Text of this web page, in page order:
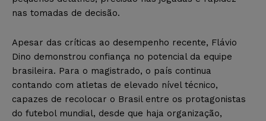
nas tomadas de decisão.
Apesar das críticas ao desempenho recente, Flávio
Dino demonstrou confiança no potencial da equipe
brasileira. Para o magistrado, o país continua
contando com atletas de elevado nível técnico,
capazes de recolocar o Brasil entre os protagonistas
do futebol mundial, desde que haja organização,